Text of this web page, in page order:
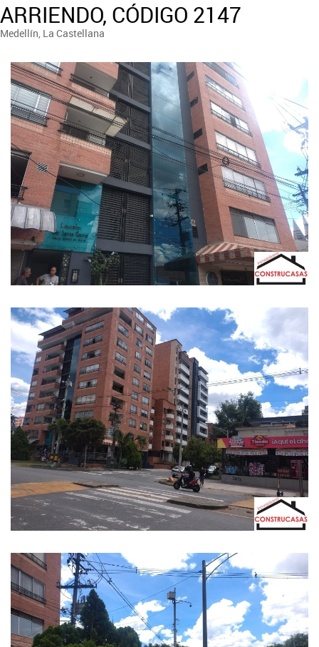
ARRIENDO, CÓDIGO 2147
Medellín, La Castellana